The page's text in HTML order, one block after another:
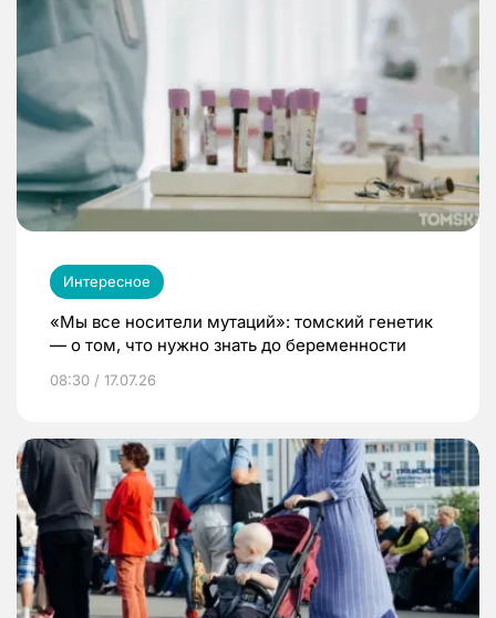
Интересное
«Мы все носители мутаций»: томский генетик
— о том, что нужно знать до беременности
08:30 / 17.07.26